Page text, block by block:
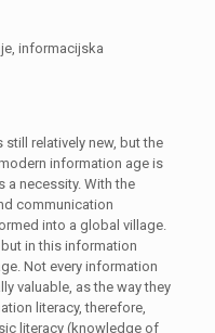
informacijska
relatively new, but the
information age is
a necessity. With the
communication
into a global village.
in this information
Not every information
valuable, as the way they
literacy, therefore,
literacy (knowledge of